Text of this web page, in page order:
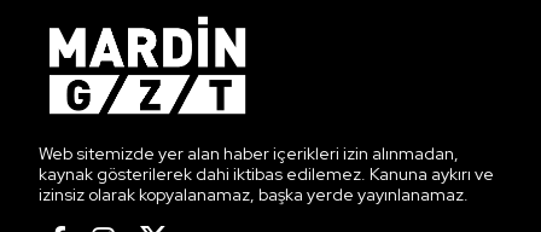
Web sitemizde yer alan haber içerikleri izin alınmadan,
kaynak gösterilerek dahi iktibas edilemez. Kanuna aykırı ve
izinsiz olarak kopyalanamaz, başka yerde yayınlanamaz.